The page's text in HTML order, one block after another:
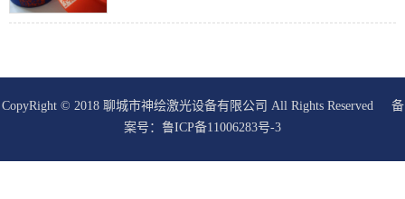
CopyRight © 2018 聊城市神绘激光设备有限公司 All Rights Reserved 备
案号： 鲁ICP备11006283号-3